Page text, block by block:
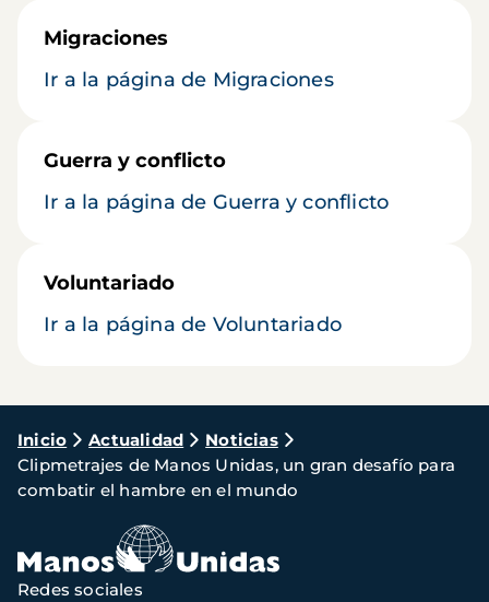
Migraciones
Ir a la página de Migraciones
Guerra y conflicto
Ir a la página de Guerra y conflicto
Voluntariado
Ir a la página de Voluntariado
Ruta
de
navegación
Inicio Actualidad
Noticias
Clipmetrajes de Manos Unidas, un gran desafío para
combatir el hambre en el mundo
Redes sociales